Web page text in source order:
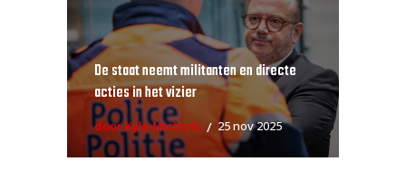
De staat neemt militanten en directe
acties in het vizier
door Kyle Michiels 25 nov 2025